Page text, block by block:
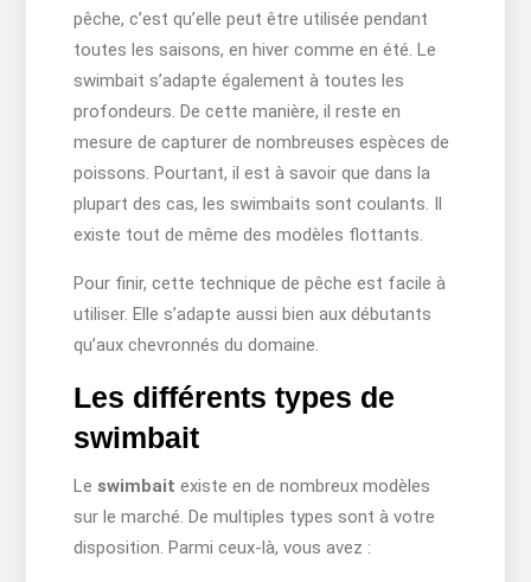
pêche, c’est qu’elle peut être utilisée pendant
toutes les saisons, en hiver comme en été. Le
swimbait s’adapte également à toutes les
profondeurs. De cette manière, il reste en
mesure de capturer de nombreuses espèces de
poissons. Pourtant, il est à savoir que dans la
plupart des cas, les swimbaits sont coulants. Il
existe tout de même des modèles flottants.
Pour finir, cette technique de pêche est facile à
utiliser. Elle s’adapte aussi bien aux débutants
qu’aux chevronnés du domaine.
Les différents types de
swimbait
Le swimbait existe en de nombreux modèles
sur le marché. De multiples types sont à votre
disposition. Parmi ceux-là, vous avez :